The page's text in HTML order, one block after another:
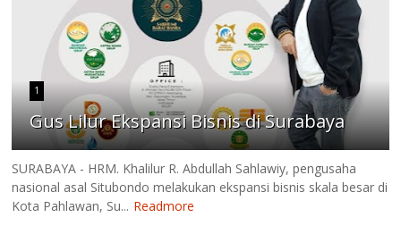
1
Gus Lilur Ekspansi Bisnis di Surabaya
SURABAYA - HRM. Khalilur R. Abdullah Sahlawiy, pengusaha
nasional asal Situbondo melakukan ekspansi bisnis skala besar di
Kota Pahlawan, Su... Readmore